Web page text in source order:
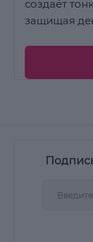
создаёт
защищая